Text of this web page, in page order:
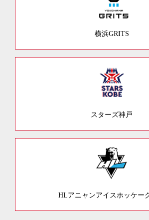
横浜GRITS
スターズ神戸
HLアニャンアイスホッケー